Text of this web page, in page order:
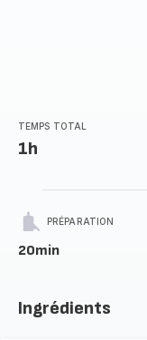
TEMPS TOTAL
1h
PRÉPARATION
20min
Ingrédients